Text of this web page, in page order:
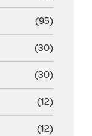
(95)
(30)
(30)
(12)
(12)